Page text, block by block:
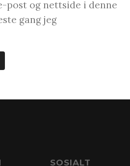
post og nettside i denne
gang jeg
SOSIALT